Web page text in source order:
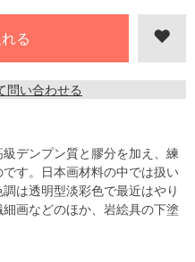
問い合わせる
デンプン質と膠分を加え、練
す。日本画材料の中では扱い
は透明型淡彩色で最近はやり
画などのほか、岩絵具の下塗